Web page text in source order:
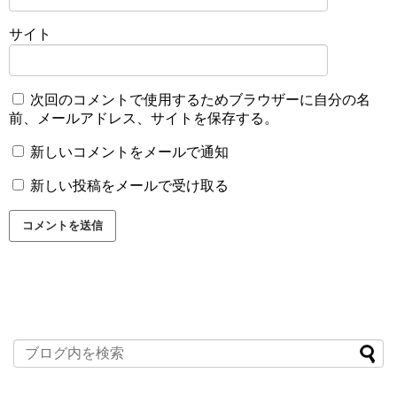
サイト
次回のコメントで使用するためブラウザーに自分の名
前、メールアドレス、サイトを保存する。
新しいコメントをメールで通知
新しい投稿をメールで受け取る